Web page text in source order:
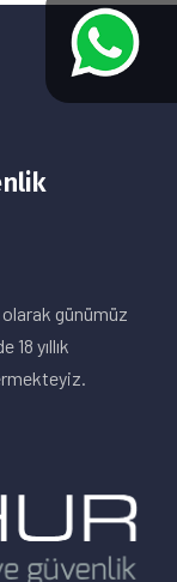
günümüz
yıllık